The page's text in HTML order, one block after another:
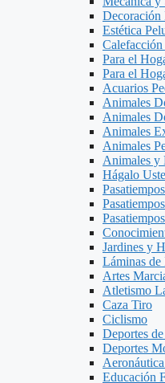
Decoración
Estética
Para el
Para el
Acuarios
Animales
Animales
Animales
Animales
Animales y
Hágalo
Jardines y
Láminas de
Artes
Atletismo
Caza Tiro
Ciclismo
Deportes
Deportes
Educación